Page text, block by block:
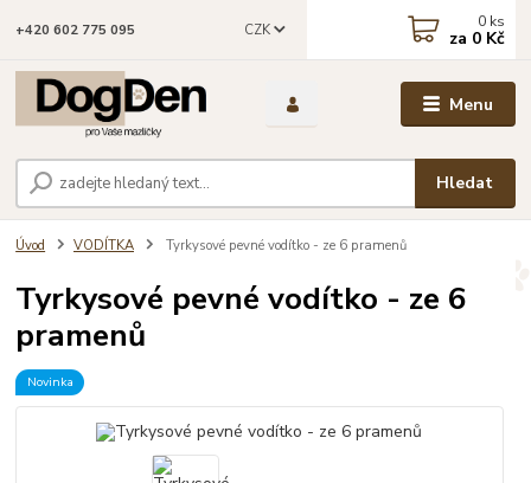
Menu
CZK
Hledat
+420 602 775 095 0 ks
za 0 Kč
Úvod VODÍTKA Tyrkysové pevné vodítko - ze 6 pramenů
Tyrkysové pevné vodítko - ze 6
pramenů
Novinka